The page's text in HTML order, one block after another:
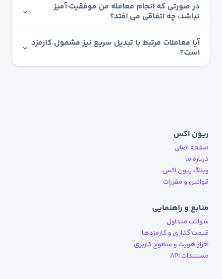
در صورتی که انجام معامله من موفقیت آمیز
نباشد، چه اتفاقی می افتد؟
آیا معاملات مرتبط با تبدیل سریع نیز مشمول کارمزد
است؟
ریون اکس
صفحه اصلی
درباره ما
وبلاگ ریون اکس
قوانین و مقررات
منابع و راهنمایی
سوالات متداول
قیمت گذاری و کارمزدها
احراز هویت و سطوح کاربری
مستندات API